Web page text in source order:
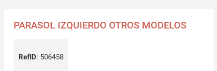
PARASOL IZQUIERDO OTROS MODELOS
RefID: 506458